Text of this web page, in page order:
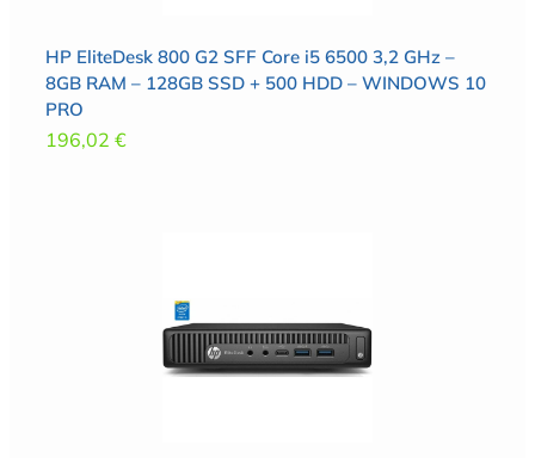
HP EliteDesk 800 G2 SFF Core i5 6500 3,2 GHz –
8GB RAM – 128GB SSD + 500 HDD – WINDOWS 10
PRO
196,02 €